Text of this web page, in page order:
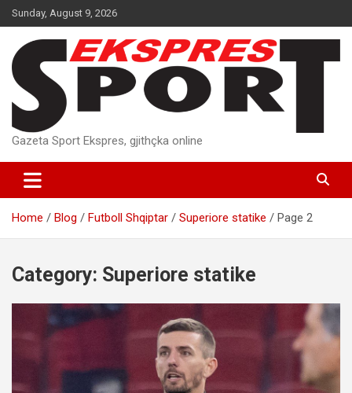
Skip
to
content
Sunday, August 9, 2026
Gazeta Sport Ekspres, gjithçka online
Home Blog Futboll Shqiptar Superiore statike Page 2
Category: Superiore statike